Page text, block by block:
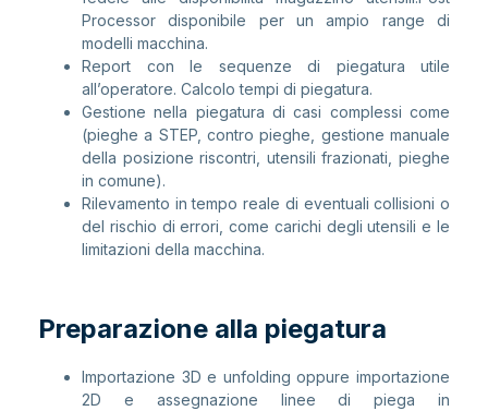
Preparazione alla piegatura
Importazione 3D e unfolding oppure importazione
2D e assegnazione linee di piega in
Processor disponibile per un ampio range di
modelli macchina.
Report con le sequenze di piegatura utile
all’operatore. Calcolo tempi di piegatura.
Gestione nella piegatura di casi complessi come
(pieghe a STEP, contro pieghe, gestione manuale
della posizione riscontri, utensili frazionati, pieghe
in comune).
Rilevamento in tempo reale di eventuali collisioni o
del rischio di errori, come carichi degli utensili e le
limitazioni della macchina.